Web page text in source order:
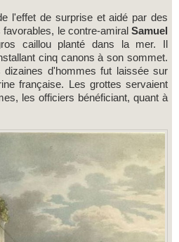
l'effet de surprise et aidé par des
le contre-amiral Samuel
caillou planté dans la mer. Il
cinq canons à son sommet.
dizaines d'hommes fut laissée sur
française. Les grottes servaient
les officiers bénéficiant, quant à